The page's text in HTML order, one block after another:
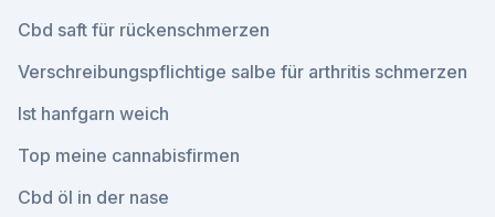
Cbd saft für rückenschmerzen
Verschreibungspflichtige salbe für arthritis schmerzen
Ist hanfgarn weich
Top meine cannabisfirmen
Cbd öl in der nase